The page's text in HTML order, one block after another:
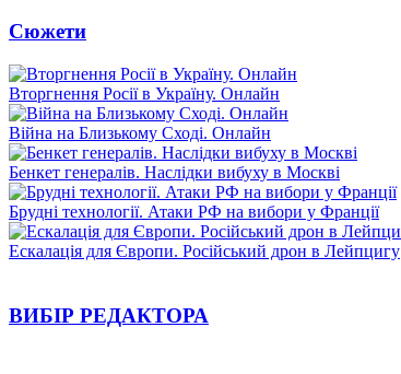
Сюжети
Вторгнення Росії в Україну. Онлайн
Війна на Близькому Сході. Онлайн
Бенкет генералів. Наслідки вибуху в Москві
Брудні технології. Атаки РФ на вибори у Франції
Ескалація для Європи. Російський дрон в Лейпцигу
ВИБІР РЕДАКТОРА